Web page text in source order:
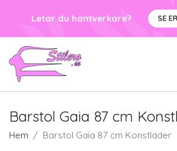
Letar du hantverkare? SE
Barstol Gaia 87 cm
Hem Barstol Gaia 87 cm Konstläder